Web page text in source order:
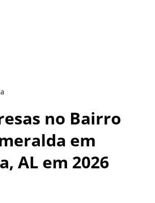
no Bairro
em
AL em 2026